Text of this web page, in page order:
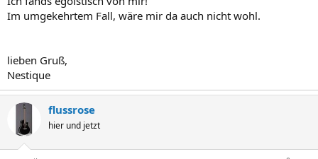
Im umgekehrtem Fall, wäre mir da auch nicht wohl.
lieben Gruß,
Nestique
flussrose
hier und jetzt